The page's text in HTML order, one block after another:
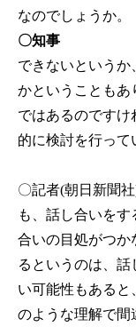
なのでしょうか。
〇知事
できないというか
かということもあ
ではあるのですけ
的に検討を行って
〇記者(朝日新聞
も、話し合いを
合いの目処がつか
るというのは、
い可能性もあると
のような理解で間